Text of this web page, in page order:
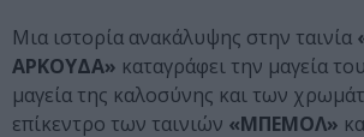
Μια ιστορία ανακάλυψης στην ταινία
ΑΡΚΟΥΔΑ» καταγράφει την μαγεία
μαγεία της καλοσύνης και των
επίκεντρο των ταινιών «ΜΠΕΜΟΛ»